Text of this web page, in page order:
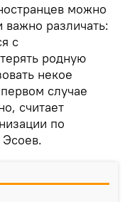
можно
важно различать:
с
родную
некое
случае
считает
по